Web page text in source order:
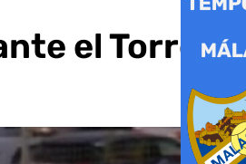
el Torre